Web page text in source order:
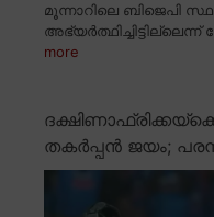
മൂന്നാറിലെ ബിജെപി
more
തകർപ്പൻ ജയം;